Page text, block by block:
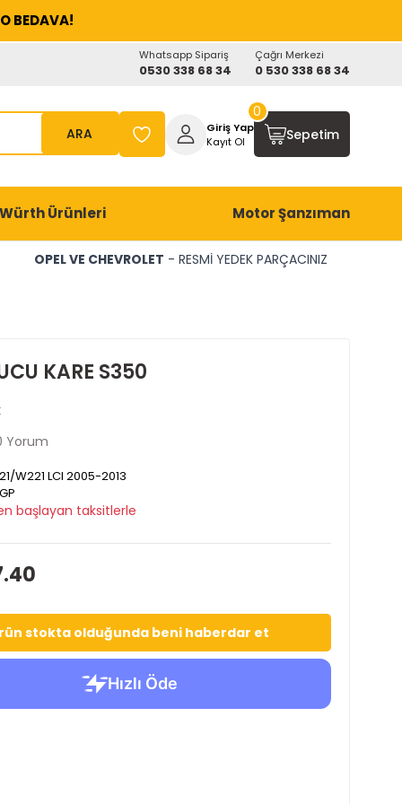
BEDAVA!
Whatsapp Sipariş
0530 338 68 34
Çağrı Merkezi
0 530 338 68 34
ARA
Giriş Yap
Kayıt Ol
Sepetim
0
Würth Ürünleri Motor Şanzıman
OPEL VE CHEVROLET - RESMİ YEDEK PARÇACINIZ
KARE S350
Yorum
W221 LCI 2005-2013
başlayan taksitlerle
stokta olduğunda beni haberdar et